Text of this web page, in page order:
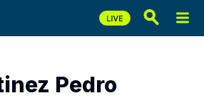
Pedro